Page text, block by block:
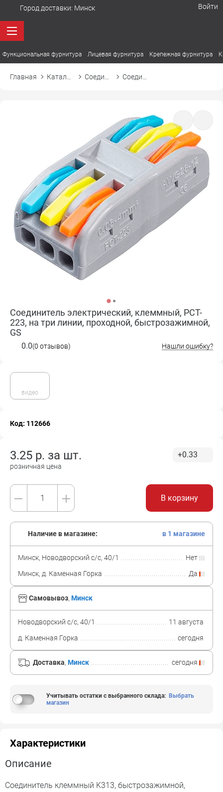
Город доставки: Минск Войти
Функциональная фурнитура Лицевая фурнитура Крепежная фурнитура
Главная
видео
Соединитель электрический, клеммный, PCT-
223, на три линии, проходной, быстрозажимной,
GS
0.0(0 отзывов) Нашли ошибку?
Код: 112666
3.25 р. за шт.
розничная цена
+0.33
В корзину
Самовывоз, Минск
Новодворский с/с, 40/1
11 августа
д. Каменная Горка
сегодня
Доставка, Минск сегодня
Наличие в магазине: в 1 магазине
Минск, Новодворский с/с, 40/1
Нет
Минск, д. Каменная Горка
Да
Учитывать остатки с выбранного склада: Выбрать
магазин
Характеристики
Описание
Соединитель клеммный K313, быстрозажимной,